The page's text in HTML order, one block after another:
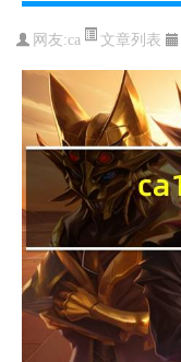
网友:ca 文章列表